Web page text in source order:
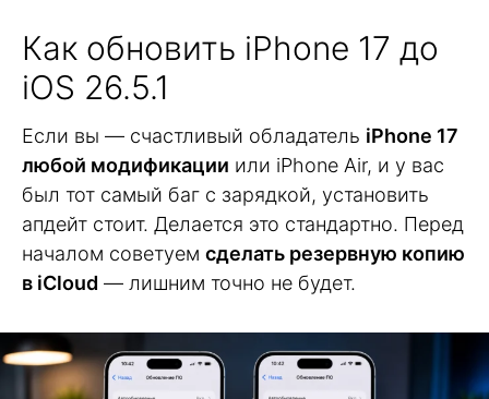
Как обновить iPhone 17 до
iOS 26.5.1
Если вы — счастливый обладатель iPhone 17
любой модификации или iPhone Air, и у вас
был тот самый баг с зарядкой, установить
апдейт стоит. Делается это стандартно. Перед
началом советуем сделать резервную копию
в iCloud — лишним точно не будет.